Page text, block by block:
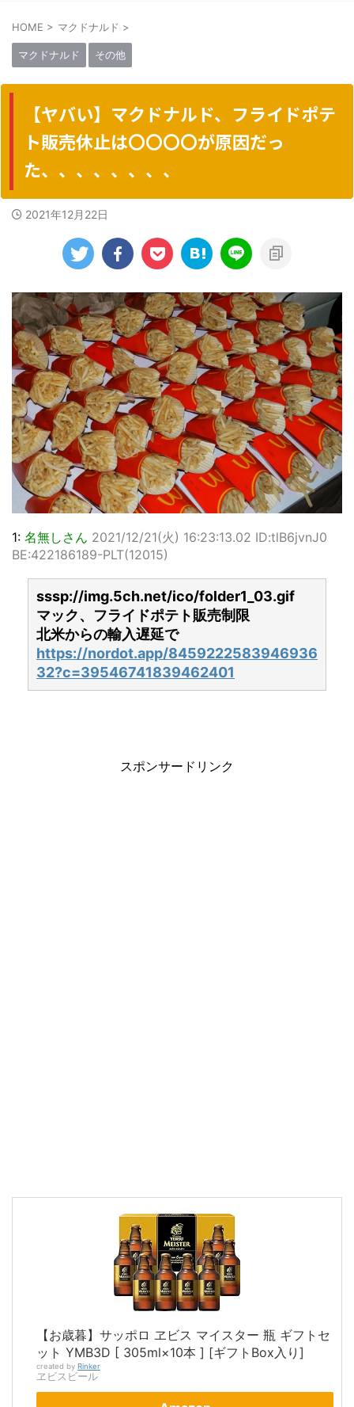
HOME > マクドナルド >
マクドナルド その他
【ヤバい】マクドナルド、フライドポテ
ト販売休止は〇〇〇〇が原因だっ
た、、、、、、、、
2021年12月22日
1: 名無しさん 2021/12/21(火) 16:23:13.02 ID:tlB6jvnJ0
BE:422186189-PLT(12015)
sssp://img.5ch.net/ico/folder1_03.gif
マック、フライドポテト販売制限
北米からの輸入遅延で
https://nordot.app/8459222583946936
32?c=39546741839462401
スポンサードリンク
【お歳暮】サッポロ ヱビス マイスター 瓶 ギフトセ
ット YMB3D [ 305ml×10本 ] [ギフトBox入り]
created by Rinker
ヱビスビール